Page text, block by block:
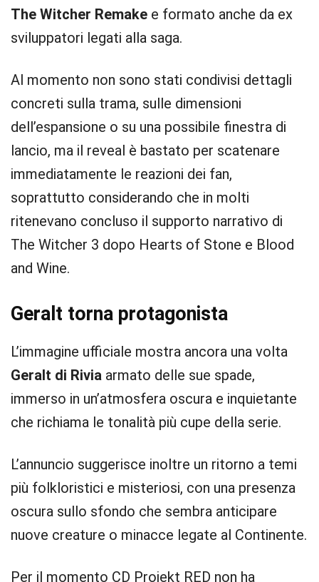
The Witcher Remake e formato anche da ex
sviluppatori legati alla saga.
Al momento non sono stati condivisi dettagli
concreti sulla trama, sulle dimensioni
dell’espansione o su una possibile finestra di
lancio, ma il reveal è bastato per scatenare
immediatamente le reazioni dei fan,
soprattutto considerando che in molti
ritenevano concluso il supporto narrativo di
The Witcher 3 dopo Hearts of Stone e Blood
and Wine.
Geralt torna protagonista
L’immagine ufficiale mostra ancora una volta
Geralt di Rivia armato delle sue spade,
immerso in un’atmosfera oscura e inquietante
che richiama le tonalità più cupe della serie.
L’annuncio suggerisce inoltre un ritorno a temi
più folkloristici e misteriosi, con una presenza
oscura sullo sfondo che sembra anticipare
nuove creature o minacce legate al Continente.
Per il momento CD Projekt RED non ha